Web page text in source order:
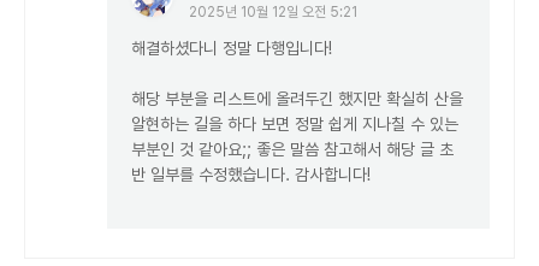
2025년 10월 12일 오전 5:21
해결하셨다니 정말 다행입니다!
해당 부분을 리스트에 올려두긴 했지만 확실히 산을
알현하는 길을 하다 보면 정말 쉽게 지나칠 수 있는
부분인 것 같아요;; 좋은 말씀 참고해서 해당 글 초
반 일부를 수정했습니다. 감사합니다!